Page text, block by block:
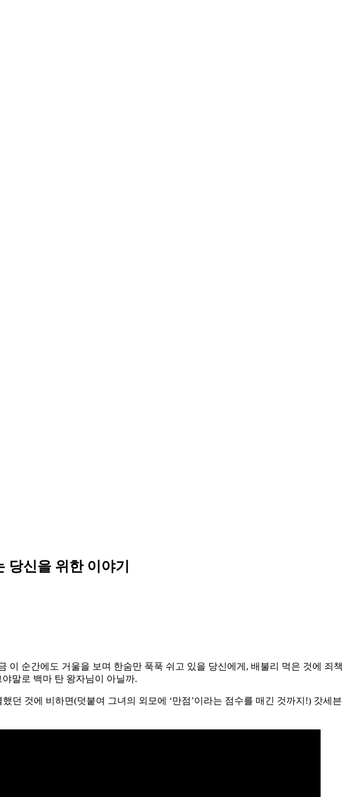
당신을 위한 이야기
이 순간에도 거울을 보며 한숨만 푹푹 쉬고 있을 당신에게, 배불리 먹은 것에 죄책
말로 백마 탄 왕자님이 아닐까.
던 것에 비하면(덧붙여 그녀의 외모에 ‘만점’이라는 점수를 매긴 것까지!) 갓세븐